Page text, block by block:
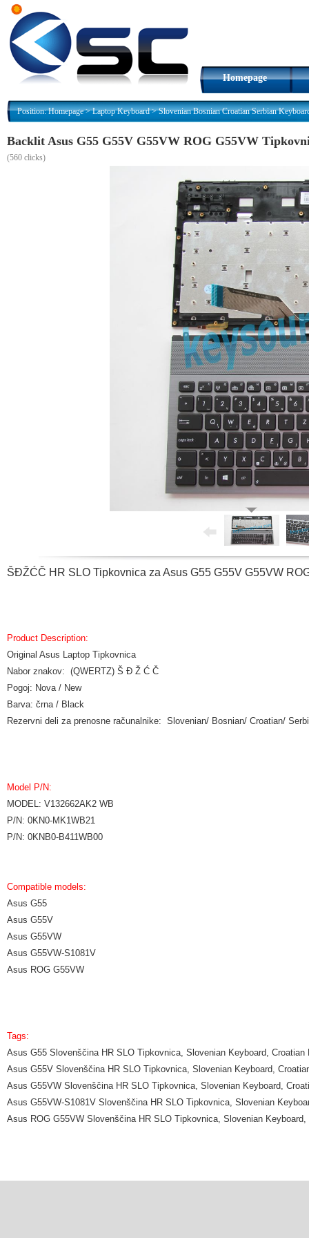
Homepage
Position:Homepage>Laptop Keyboard>Slovenian Bosnian Croatian Serbian
Backlit Asus G55 G55V G55VW ROG G55VW
(560 clicks)
ŠĐŽĆČ HR SLO Tipkovnica za Asus G55 G55V G55VW
Product Description:
Original Asus Laptop Tipkovnica
Nabor znakov: (QWERTZ) Š Đ Ž Ć Č
Pogoj: Nova / New
Barva: črna / Black
Rezervni deli za prenosne računalnike: Slovenian/ Bosnian/ Croatian/
Model P/N:
MODEL: V132662AK2 WB
P/N: 0KN0-MK1WB21
P/N: 0KNB0-B411WB00
Compatible models:
Asus G55
Asus G55V
Asus G55VW
Asus G55VW-S1081V
Asus ROG G55VW
Tags:
Asus G55 Slovenščina HR SLO Tipkovnica, Slovenian Keyboard, Croatian
Asus G55V Slovenščina HR SLO Tipkovnica, Slovenian Keyboard,
Asus G55VW Slovenščina HR SLO Tipkovnica, Slovenian Keyboard,
Asus G55VW-S1081V Slovenščina HR SLO Tipkovnica, Slovenian
Asus ROG G55VW Slovenščina HR SLO Tipkovnica, Slovenian Keyboard,